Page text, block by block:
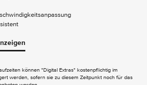
für Smartphone
können "Digital Extras" kostenpflichtig im
werden, sofern sie zu diesem Zeitpunkt noch für das